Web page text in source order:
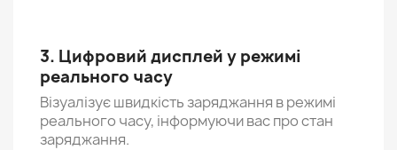
3. Цифровий дисплей у режимі
реального часу
Візуалізує швидкість заряджання в режимі
реального часу, інформуючи вас про стан
заряджання.